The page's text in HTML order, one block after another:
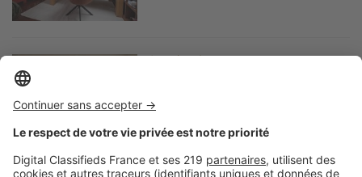
Image
vous réveillez fatigué ? Vos
fenêtres de toit peuvent en
être la cause